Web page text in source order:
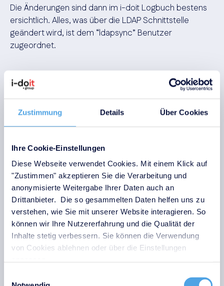
Zustimmung Details Über Cookies
Ihre Cookie-Einstellungen
Diese Webseite verwendet Cookies. Mit einem Klick auf
"Zustimmen" akzeptieren Sie die Verarbeitung und
anonymisierte Weitergabe Ihrer Daten auch an
Drittanbieter. Die so gesammelten Daten helfen uns zu
verstehen, wie Sie mit unserer Website interagieren. So
können wir Ihre Nutzererfahrung und die Qualität der
Inhalte stetig verbessern. Sie können die Verwendung
von Cookies ablehnen oder über die Einstellungen
Die Änderungen sind dann im i-doit Logbuch bestens
ersichtlich. Alles, was über die LDAP Schnittstelle
geändert wird, ist dem “ldapsync” Benutzer
zugeordnet.
Über die Kategorieerweiterungen können bis zu 8
zusätzliche Attribut-Felder aus dem AD angesprochen
und importiert werden.
Konfigurationsdatei anlegen